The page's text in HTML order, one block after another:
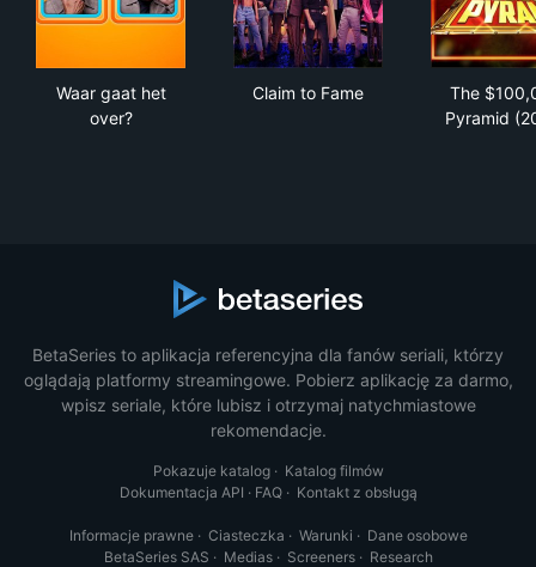
Waar gaat het
over?
Claim to Fame
The
Pyramid
BetaSeries to aplikacja referencyjna dla fanów seriali, którzy
oglądają platformy streamingowe. Pobierz aplikację za darmo,
wpisz seriale, które lubisz i otrzymaj natychmiastowe
rekomendacje.
Pokazuje katalog· Katalog filmów
Dokumentacja API · FAQ· Kontakt z obsługą
Informacje prawne· Ciasteczka · Warunki · Dane osobowe
BetaSeries SAS · Medias· Screeners· Research